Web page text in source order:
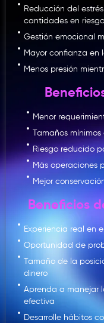
Beneficios
Experiencia real en
Oportunidad de
Tamaño de la
dinero
Aprenda a manejar
efectiva
Desarrolle hábitos
Reducción del
cantidades en riesgo
Gestión emocional
Mayor confianza en
Menos presión
Menor
Tamaños
Riesgo reducido
Más operaciones
Mejor